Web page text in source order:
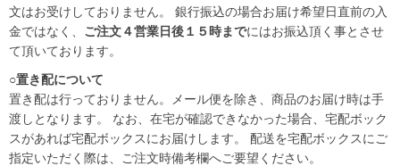
文はお受けしておりません。 銀行振込の場合お届け希望日直前の入
金ではなく、 ご注文４営業日後１５時までにはお振込頂く事とさせ
て頂いております。
○置き配について
置き配は行っておりません。メール便を除き、商品のお届け時は手
渡しとなります。 なお、在宅が確認できなかった場合、宅配ボック
スがあれば宅配ボックスにお届けします。 配送を宅配ボックスにご
指定いただく際は、ご注文時備考欄へご要望ください。